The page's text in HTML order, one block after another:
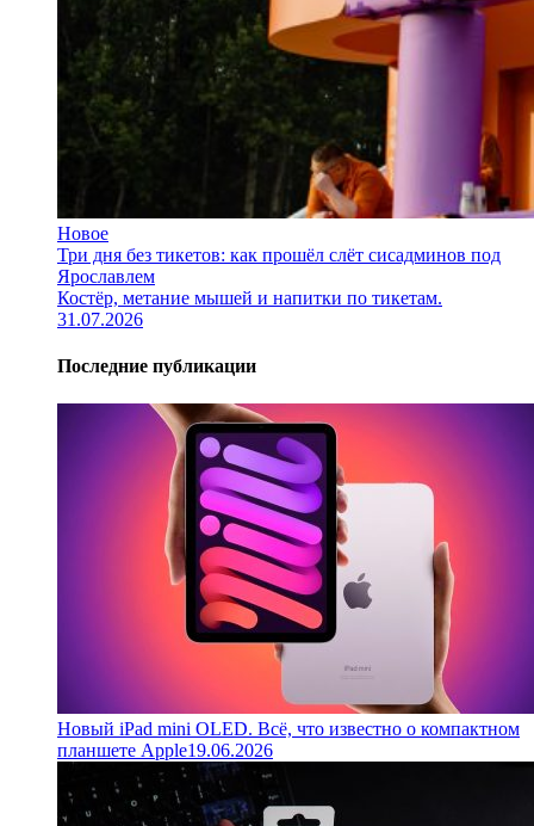
Новое
Три дня без тикетов: как прошёл слёт сисадминов под
Ярославлем
Костёр, метание мышей и напитки по тикетам.
31.07.2026
Последние публикации
Новый iPad mini OLED. Всё, что известно о компактном
планшете Apple19.06.2026